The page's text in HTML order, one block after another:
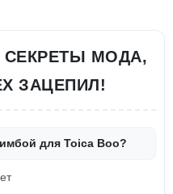
СЕКРЕТЫ МОДА,
ЗАЦЕПИЛ!
для Toica Boo?